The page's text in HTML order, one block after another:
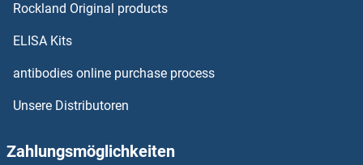
Obestatin Antikörper
OBFC1 Antikörper
OBFC2A Antikörper
Rockland Original products
ELISA Kits
antibodies online purchase process
Unsere Distributoren
Zahlungsmöglichkeiten